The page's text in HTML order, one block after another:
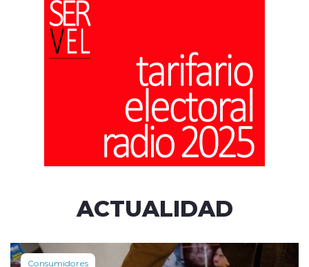
ACTUALIDAD
Consumidores